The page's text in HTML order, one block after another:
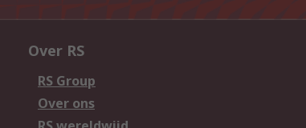
Over RS
RS Group
Over ons